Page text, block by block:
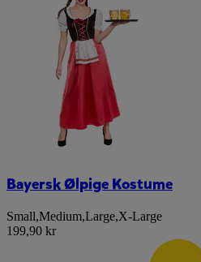
Bayersk Ølpige Kostume
Small,Medium,Large,X-Large
199,90 kr